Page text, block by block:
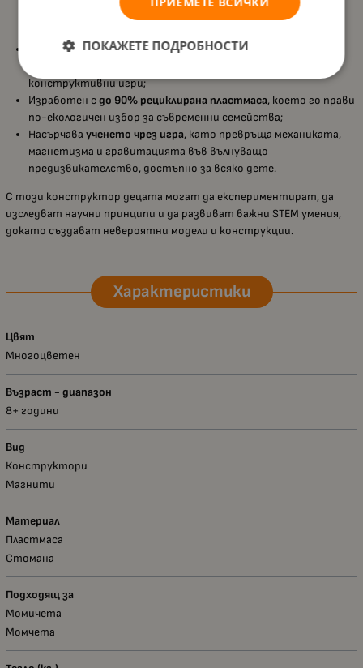
съчетава магнетизъм и механика, като насърчава
Подходящ е за децанад 8 години, както и за по-големи,
конструктивни игри;
Изработен сдо 90% рециклирана пластмаса, което го прави
по-екологичен избор за съвременни семейства;
Насърчава ученето чрез игра, като превръща механиката,
магнетизма и гравитацията във вълнуващо
предизвикателство, достъпно за всяко дете.
С този конструктор децата могат да експериментират, да
изследват научни принципи и да развиват важни STEM умения,
докато създават невероятни модели и конструкции.
Характеристики
Цвят
Многоцветен
Възраст - диапазон
8+ години
Вид
Конструктори
Магнити
Материал
Пластмаса
Стомана
Подходящ за
Момичета
Момчета
ПОКАЖЕТЕ ПОДРОБНОСТИ